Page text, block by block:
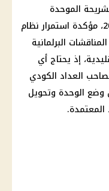
الموحدة
للعدادات الكودية اعتبارًا من يوليو 2026، مؤكدة استمرار نظام
البرلمانية
إذ يحتاج أي
العداد الكودي
وضع الوحدة وتحويل